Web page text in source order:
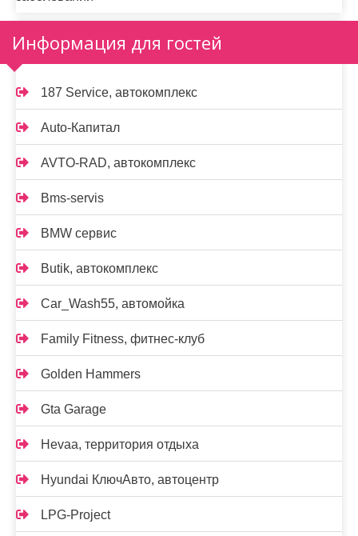
Информация для гостей
187 Service, автокомплекс
Auto-Капитал
AVTO-RAD, автокомплекс
Bms-servis
BMW сервис
Butik, автокомплекс
Car_Wash55, автомойка
Family Fitness, фитнес-клуб
Golden Hammers
Gta Garage
Hevaa, территория отдыха
Hyundai КлючАвто, автоцентр
LPG-Project